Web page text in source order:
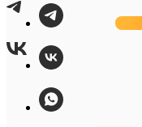
Осталось 3